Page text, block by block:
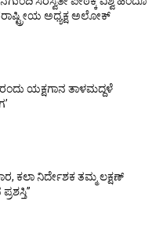
ಅಧ್ಯಕ್ಷ ಅಲೋಕ್
ಯಕ್ಷಗಾನ ತಾಳಮದ್ದಳೆ
ಕಲಾ ನಿರ್ದೇಶಕ ತಮ್ಮ ಲಕ್ಷಣ್